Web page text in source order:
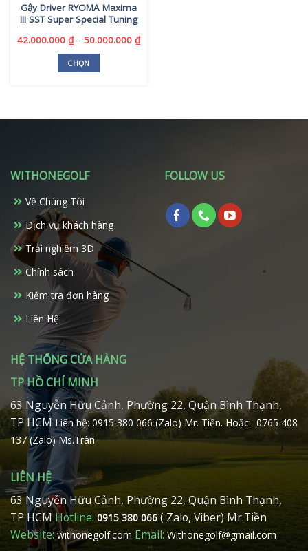
Gậy Driver RYOMA Maxima
III SST Super Special Tuning
42.000.000 ₫ – 50.000.000 ₫Khoảng
CHỌN
có
Các
chọn
có
thể
được
chọn
trang
phẩm
WITHONEGOLF
Về Chúng Tôi
Dịch vụ khách hàng
Trải nghiệm 3D
Chính sách
Kiểm tra đơn hàng
Liên Hệ
FOLLOW US
HỆ THỐNG CỬA HÀNG
TP HỒ CHÍ MINH
63 Nguyễn Hữu Cảnh, Phường 22, Quận Bình Thạnh,
TP HCMLiên hệ: 0915 380 066 (Zalo) Mr. Tiền. Hoặc: 0765 408
137 (Zalo) Ms.Trân
LIÊN HỆ
63 Nguyễn Hữu Cảnh, Phường 22, Quận Bình Thạnh,
TP HCMHotline: 0915 380 066 ( Zalo, Viber) Mr.Tiền
Website:withonegolf.com Email: Withonegolf@gmail.com